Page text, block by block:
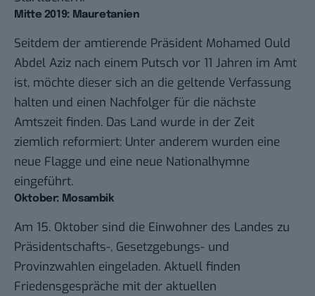
Mitte 2019: Mauretanien
Seitdem der amtierende Präsident Mohamed Ould
Abdel Aziz nach einem Putsch vor 11 Jahren im Amt
ist, möchte dieser sich an die geltende Verfassung
halten und einen Nachfolger für die nächste
Amtszeit finden. Das Land wurde in der Zeit
ziemlich reformiert: Unter anderem wurden eine
neue Flagge und eine neue Nationalhymne
eingeführt.
Oktober: Mosambik
Am 15. Oktober sind die Einwohner des Landes zu
Präsidentschafts-, Gesetzgebungs- und
Provinzwahlen eingeladen. Aktuell finden
Friedensgespräche mit der aktuellen